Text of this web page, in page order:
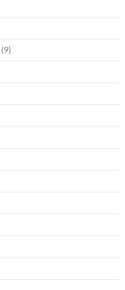
(9)